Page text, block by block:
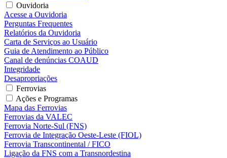
Ouvidoria
Acesse a Ouvidoria
Perguntas Frequentes
Relatórios da Ouvidoria
Carta de Serviços ao Usuário
Guia de Atendimento ao Público
Canal de denúncias COAUD
Integridade
Desapropriações
Ferrovias
Ações e Programas
Mapa das Ferrovias
Ferrovias da VALEC
Ferrovia Norte-Sul (FNS)
Ferrovia de Integração Oeste-Leste (FIOL)
Ferrovia Transcontinental / FICO
Ligação da FNS com a Transnordestina